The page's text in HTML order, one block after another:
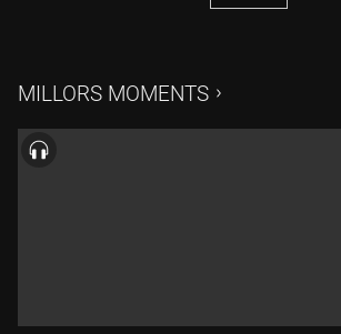
MILLORS MOMENTS